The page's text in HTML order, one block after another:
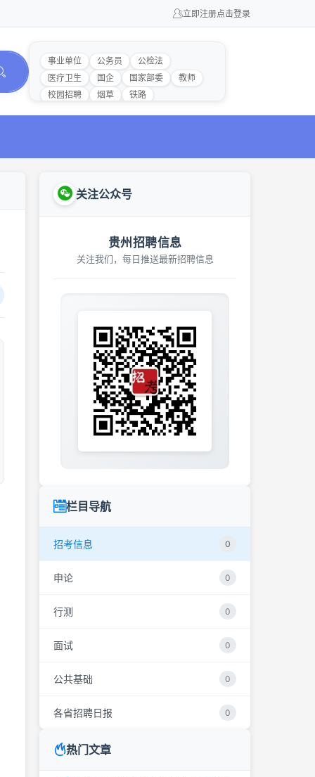
立即注册点击登录
事业单位 公务员
公检法
医疗卫生
国企 国家部委
教师
校园招聘
烟草 铁路
关注公众号
贵州招聘信息
关注我们，每日推送最新招聘信息
栏目导航
招考信息 0
申论 0
行测 0
面试 0
公共基础 0
各省招聘日报 0
热门文章